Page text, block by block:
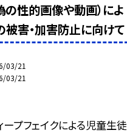
の性的画像や動画）によ
被害・加害防止に向けて
03/21
03/21
ープフェイクによる児童生徒